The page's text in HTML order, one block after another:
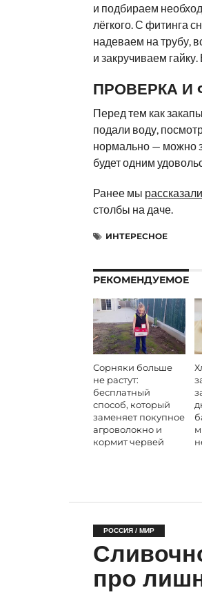
и подбираем
лёгкого. С фитинга
надеваем на трубу,
и закручиваем
ПРОВЕРКА
Перед тем как
подали воду,
нормально — можно
будет одним
Ранее мы рассказали
столбы на даче.
ИНТЕРЕСНОЕ
РЕКОМЕНДУЕМОЕ
Сорняки больше
не растут:
бесплатный
способ, который
заменяет покупное
агроволокно и
кормит червей
РОССИЯ / МИР
про